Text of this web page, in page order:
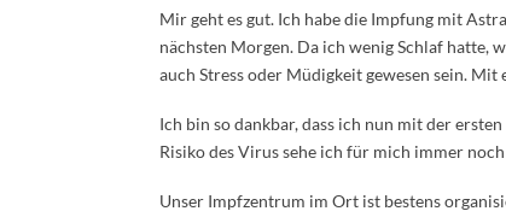
Mir geht es gut. Ich habe die Impfung mit
nächsten Morgen. Da ich wenig Schlaf hatte,
auch Stress oder Müdigkeit gewesen sein.
Ich bin so dankbar, dass ich nun mit der
Risiko des Virus sehe ich für mich immer
Unser Impfzentrum im Ort ist bestens